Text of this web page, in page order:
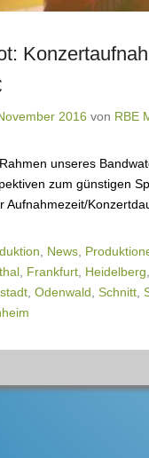
2016 von RBE
unseres
zum günstigen
Aufnahmezeit/
News
Frankfurt Heidelberg
Odenwald Schnitt